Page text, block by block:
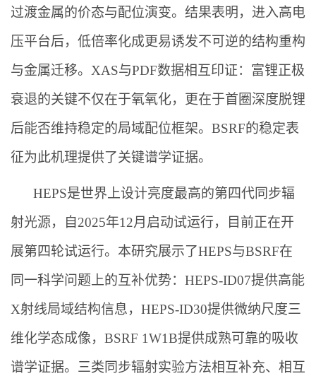
过渡金属的价态与配位演变。结果表明，进入高电
压平台后，低倍率化成更易诱发不可逆的结构重构
与金属迁移。XAS与PDF数据相互印证：富锂正极
衰退的关键不仅在于氧氧化，更在于首圈深度脱锂
后能否维持稳定的局域配位框架。BSRF的稳定表
征为此机理提供了关键谱学证据。
HEPS是世界上设计亮度最高的第四代同步辐
射光源，自2025年12月启动试运行，目前正在开
展第四轮试运行。本研究展示了HEPS与BSRF在
同一科学问题上的互补优势：HEPS-ID07提供高能
X射线局域结构信息，HEPS-ID30提供微纳尺度三
维化学态成像，BSRF 1W1B提供成熟可靠的吸收
谱学证据。三类同步辐射实验方法相互补充、相互